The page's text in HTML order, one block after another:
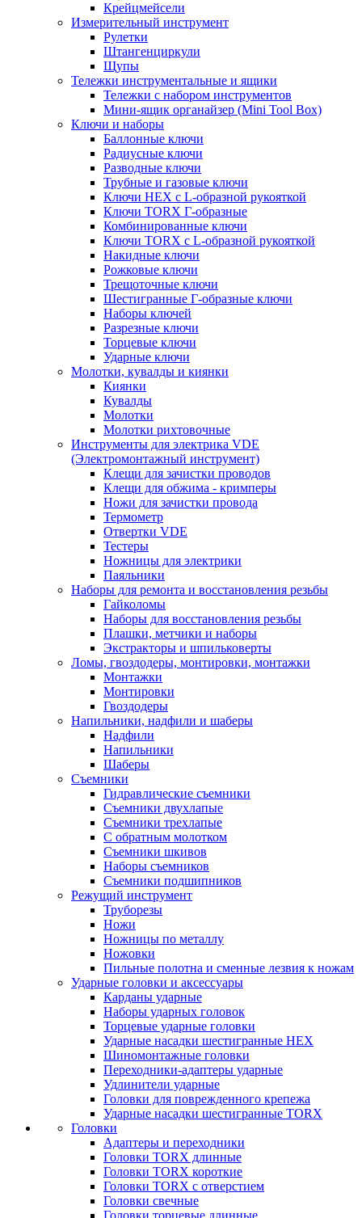
Крейцмейсели
Измерительный инструмент
Рулетки
Штангенциркули
Щупы
Тележки инструментальные и ящики
Тележки с набором инструментов
Мини-ящик органайзер (Mini Tool Box)
Ключи и наборы
Баллонные ключи
Радиусные ключи
Разводные ключи
Трубные и газовые ключи
Ключи HEX с L-образной рукояткой
Ключи TORX Г-образные
Комбинированные ключи
Ключи TORX с L-образной рукояткой
Накидные ключи
Рожковые ключи
Трещоточные ключи
Шестигранные Г-образные ключи
Наборы ключей
Разрезные ключи
Торцевые ключи
Ударные ключи
Молотки, кувалды и киянки
Киянки
Кувалды
Молотки
Молотки рихтовочные
Инструменты для электрика VDE
(Электромонтажный инструмент)
Клещи для зачистки проводов
Клещи для обжима - кримперы
Ножи для зачистки провода
Термометр
Отвертки VDE
Тестеры
Ножницы для электрики
Паяльники
Наборы для ремонта и восстановления резьбы
Гайколомы
Наборы для восстановления резьбы
Плашки, метчики и наборы
Экстракторы и шпильковерты
Ломы, гвоздодеры, монтировки, монтажки
Монтажки
Монтировки
Гвоздодеры
Напильники, надфили и шаберы
Надфили
Напильники
Шаберы
Съемники
Гидравлические съемники
Съемники двухлапые
Съемники трехлапые
С обратным молотком
Съемники шкивов
Наборы съемников
Съемники подшипников
Режущий инструмент
Труборезы
Ножи
Ножницы по металлу
Ножовки
Пильные полотна и сменные лезвия к ножам
Ударные головки и аксессуары
Карданы ударные
Наборы ударных головок
Торцевые ударные головки
Ударные насадки шестигранные HEX
Шиномонтажные головки
Переходники-адаптеры ударные
Удлинители ударные
Головки для поврежденного крепежа
Ударные насадки шестигранные TORX
Головки
Адаптеры и переходники
Головки TORX длинные
Головки TORX короткие
Головки TORX с отверстием
Головки свечные
Головки торцевые длинные